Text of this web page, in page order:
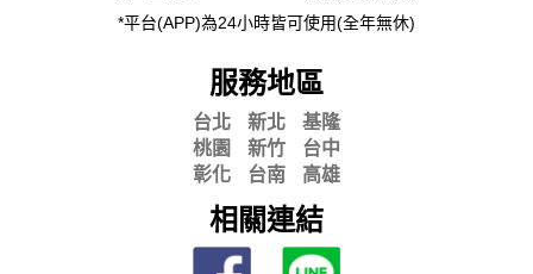
*平台(APP)為24小時皆可使用(全年無休)
服務地區
台北 新北
基隆
桃園
新竹
台中
彰化
台南 高雄
相關連結